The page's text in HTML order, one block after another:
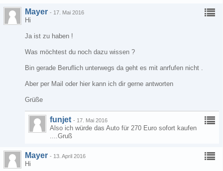
Mayer - 17. Mai 2016
Hi
Ja ist zu haben !
Was möchtest du noch dazu wissen ?
Bin gerade Beruflich unterwegs da geht es mit anrfufen nicht .
Aber per Mail oder hier kann ich dir gerne antworten
Grüße
funjet - 17. Mai 2016
Also ich würde das Auto für 270 Euro sofort kaufen
....Gruß
Mayer - 13. April 2016
Hi